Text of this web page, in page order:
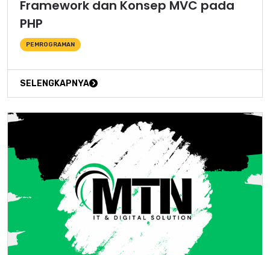
Framework dan Konsep MVC pada
PHP
PEMROGRAMAN
SELENGKAPNYA